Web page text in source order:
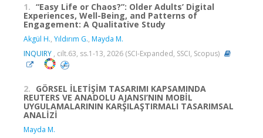
1. “Easy Life or Chaos?”: Older Adults’ Digital
Experiences, Well-Being, and Patterns of
Engagement: A Qualitative Study
Akgül H., Yıldırım G., Mayda M.
INQUIRY , cilt.63, ss.1-13, 2026 (SCI-Expanded, SSCI, Scopus)
2. GÖRSEL İLETİŞİM TASARIMI KAPSAMINDA
REUTERS VE ANADOLU AJANSI’NIN MOBİL
UYGULAMALARININ KARŞILAŞTIRMALI TASARIMSAL
ANALİZİ
Mayda M.